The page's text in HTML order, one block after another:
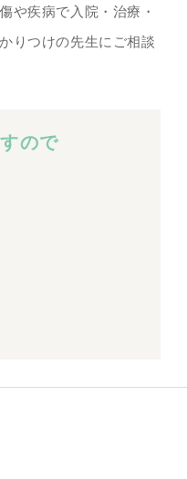
や疾病で入院・治療・
りつけの先生にご相談
ので